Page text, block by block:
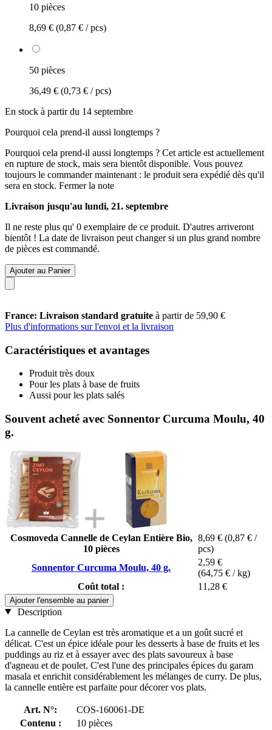
10 pièces
8,69 € (0,87 € / pcs)
50 pièces
36,49 € (0,73 € / pcs)
En stock à partir du 14 septembre
Pourquoi cela prend-il aussi longtemps ?
Pourquoi cela prend-il aussi longtemps ? Cet article est actuellement
en rupture de stock, mais sera bientôt disponible. Vous pouvez
toujours le commander maintenant : le produit sera expédié dès qu'il
sera en stock. Fermer la note
Livraison jusqu'au lundi, 21. septembre
Il ne reste plus qu' 0 exemplaire de ce produit. D'autres arriveront
bientôt ! La date de livraison peut changer si un plus grand nombre
de pièces est commandé.
Ajouter au Panier
France: Livraison standard gratuite à partir de 59,90 €
Plus d'informations sur l'envoi et la livraison
Caractéristiques et avantages
Produit très doux
Pour les plats à base de fruits
Aussi pour les plats salés
Souvent acheté avec Sonnentor Curcuma Moulu, 40
g.
Cosmoveda Cannelle de Ceylan Entière Bio,
10 pièces
8,69 € (0,87 € /
pcs)
Sonnentor Curcuma Moulu, 40 g.
2,59 €
(64,75 € / kg)
Coût total :
11,28 €
Ajouter l'ensemble au panier
Description
La cannelle de Ceylan est très aromatique et a un goût sucré et
délicat. C'est un épice idéale pour les desserts à base de fruits et les
puddings au riz et à essayer avec des plats savoureux à base
d'agneau et de poulet. C'est l'une des principales épices du garam
masala et enrichit considérablement les mélanges de curry. De plus,
la cannelle entière est parfaite pour décorer vos plats.
Art. N°:
COS-160061-DE
Contenu :
10 pièces